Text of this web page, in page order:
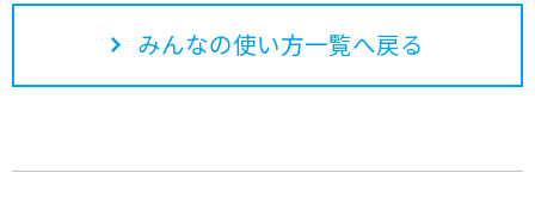
みんなの使い方一覧へ戻る